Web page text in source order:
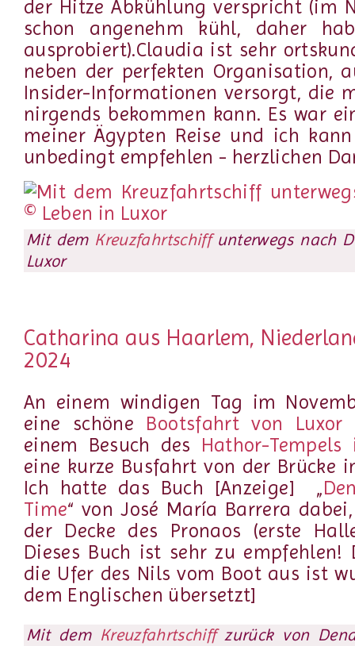
der Hitze Abkühlung verspricht (im
schon angenehm kühl, daher
ausprobiert).Claudia ist sehr
neben der perfekten Organisation,
Insider-Informationen versorgt, die
nirgends bekommen kann. Es war
meiner Ägypten Reise und ich
unbedingt empfehlen - herzlichen
Mit dem Kreuzfahrtschiffunterwegs nach
Luxor
Catharina aus Haarlem,
2024
An einem windigen Tag im
eine schöne Bootsfahrt von Luxor
einem Besuch des Hathor-
eine kurze Busfahrt von der Brücke
Ich hatte das Buch [Anzeige]
„
Time“ von José María Barrera
der Decke des Pronaos (erste
Dieses Buch ist sehr zu empfehlen!
die Ufer des Nils vom Boot aus ist
dem Englischen übersetzt]
Mit dem Kreuzfahrtschiffzurück von